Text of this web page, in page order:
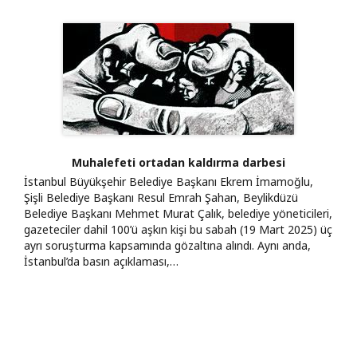
Muhalefeti ortadan kaldırma darbesi
İstanbul Büyükşehir Belediye Başkanı Ekrem İmamoğlu,
Şişli Belediye Başkanı Resul Emrah Şahan, Beylikdüzü
Belediye Başkanı Mehmet Murat Çalık, belediye yöneticileri,
gazeteciler dahil 100’ü aşkın kişi bu sabah (19 Mart 2025) üç
ayrı soruşturma kapsamında gözaltına alındı. Aynı anda,
İstanbul’da basın açıklaması,…